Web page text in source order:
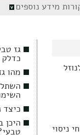
מידע נוספים
ניסוי
מהו
כיצד
היכן